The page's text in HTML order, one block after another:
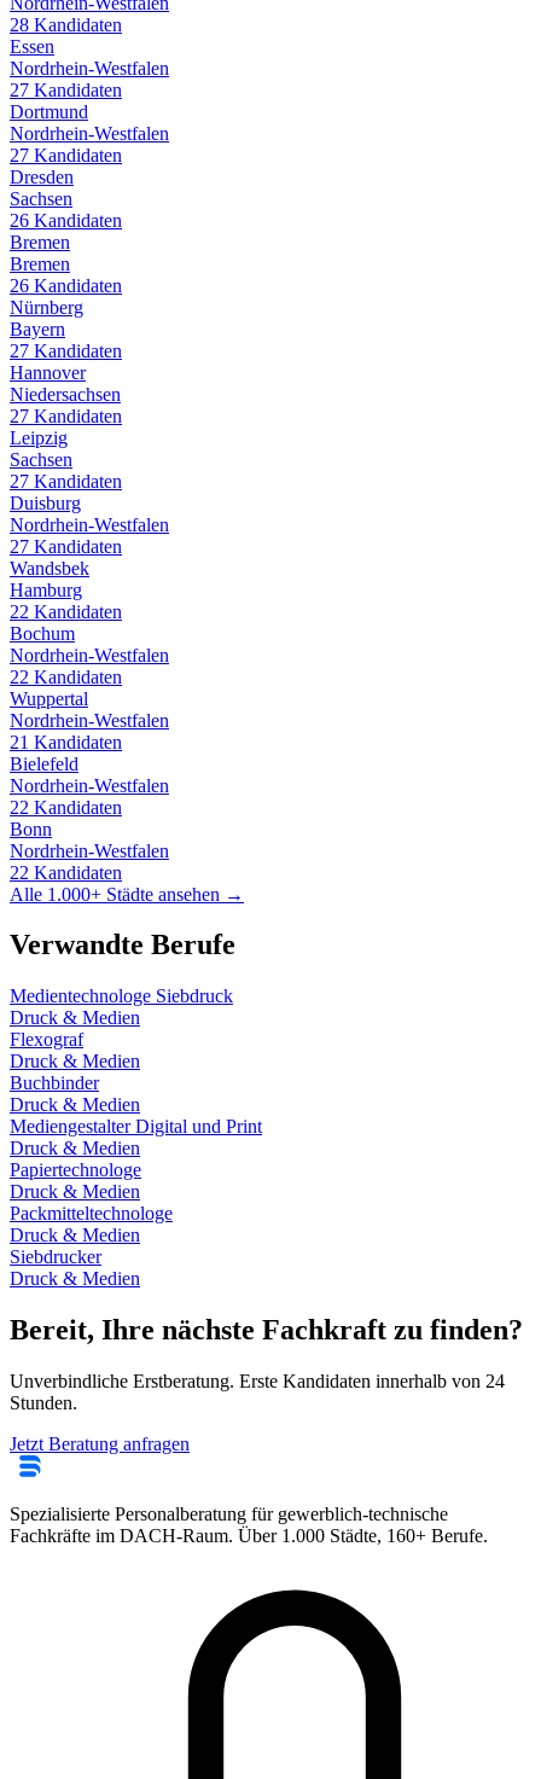
28 Kandidaten
Essen
Nordrhein-Westfalen
27 Kandidaten
Dortmund
Nordrhein-Westfalen
27 Kandidaten
Dresden
Sachsen
26 Kandidaten
Bremen
Bremen
26 Kandidaten
Nürnberg
Bayern
27 Kandidaten
Hannover
Niedersachsen
27 Kandidaten
Leipzig
Sachsen
27 Kandidaten
Duisburg
Nordrhein-Westfalen
27 Kandidaten
Wandsbek
Hamburg
22 Kandidaten
Bochum
Nordrhein-Westfalen
22 Kandidaten
Wuppertal
Nordrhein-Westfalen
21 Kandidaten
Bielefeld
Nordrhein-Westfalen
22 Kandidaten
Bonn
Nordrhein-Westfalen
22 Kandidaten
Alle 1.000+ Städte ansehen →
Verwandte Berufe
Medientechnologe Siebdruck
Druck & Medien
Flexograf
Druck & Medien
Buchbinder
Druck & Medien
Mediengestalter Digital und Print
Druck & Medien
Papiertechnologe
Druck & Medien
Packmitteltechnologe
Druck & Medien
Siebdrucker
Druck & Medien
Bereit, Ihre nächste Fachkraft zu finden?
Unverbindliche Erstberatung. Erste Kandidaten innerhalb von 24
Stunden.
Jetzt Beratung anfragen
Spezialisierte Personalberatung für gewerblich-technische
Fachkräfte im DACH-Raum. Über 1.000 Städte, 160+ Berufe.